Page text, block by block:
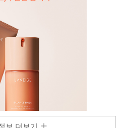
보 더보기